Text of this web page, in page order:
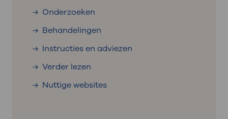
Onderzoeken
Behandelingen
Instructies en adviezen
Verder lezen
Nuttige websites